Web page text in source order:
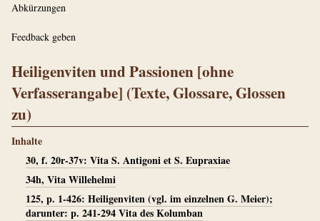
Abkürzungen
Feedback geben
Heiligenviten und Passionen [ohne
Verfasserangabe] (Texte, Glossare, Glossen
zu)
Inhalte
30, f. 20r-37v: Vita S. Antigoni et S. Eupraxiae
34h, Vita Willehelmi
125, p. 1-426: Heiligenviten (vgl. im einzelnen G. Meier);
darunter: p. 241-294 Vita des Kolumban